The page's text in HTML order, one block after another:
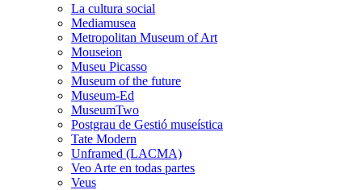
La cultura social
Mediamusea
Metropolitan Museum of Art
Mouseion
Museu Picasso
Museum of the future
Museum-Ed
MuseumTwo
Postgrau de Gestió museística
Tate Modern
Unframed (LACMA)
Veo Arte en todas partes
Veus